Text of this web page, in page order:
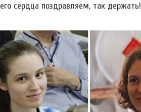
сердца поздравляем, так держать!